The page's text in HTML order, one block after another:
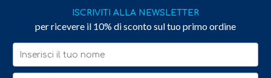
ISCRIVITI ALLA NEWSLETTER
per ricevere il 10% di sconto sul tuo primo ordine